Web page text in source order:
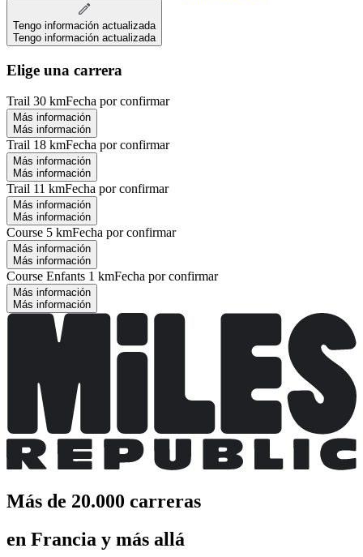
Tengo información actualizada
Tengo información actualizada
Elige una carrera
Trail 30 kmFecha por confirmar
Más información
Más información
Trail 18 kmFecha por confirmar
Más información
Más información
Trail 11 kmFecha por confirmar
Más información
Más información
Course 5 kmFecha por confirmar
Más información
Más información
Course Enfants 1 kmFecha por confirmar
Más información
Más información
Más de 20.000 carreras
en Francia y más allá